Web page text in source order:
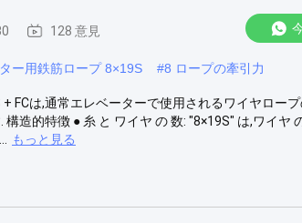
128 意見
ー用鉄筋ロープ 8×19S #8 ロープの牽引力
FCは,通常エレベーターで使用されるワイヤロー
造的特徴 ● 糸 と ワイヤ の 数: "8×19S" は,ワイヤ
もっと見る